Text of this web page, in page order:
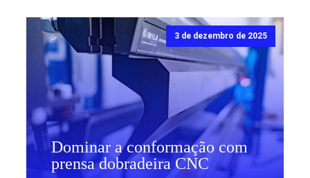
3 de dezembro de 2025
Dominar a conformação com
prensa dobradeira CNC